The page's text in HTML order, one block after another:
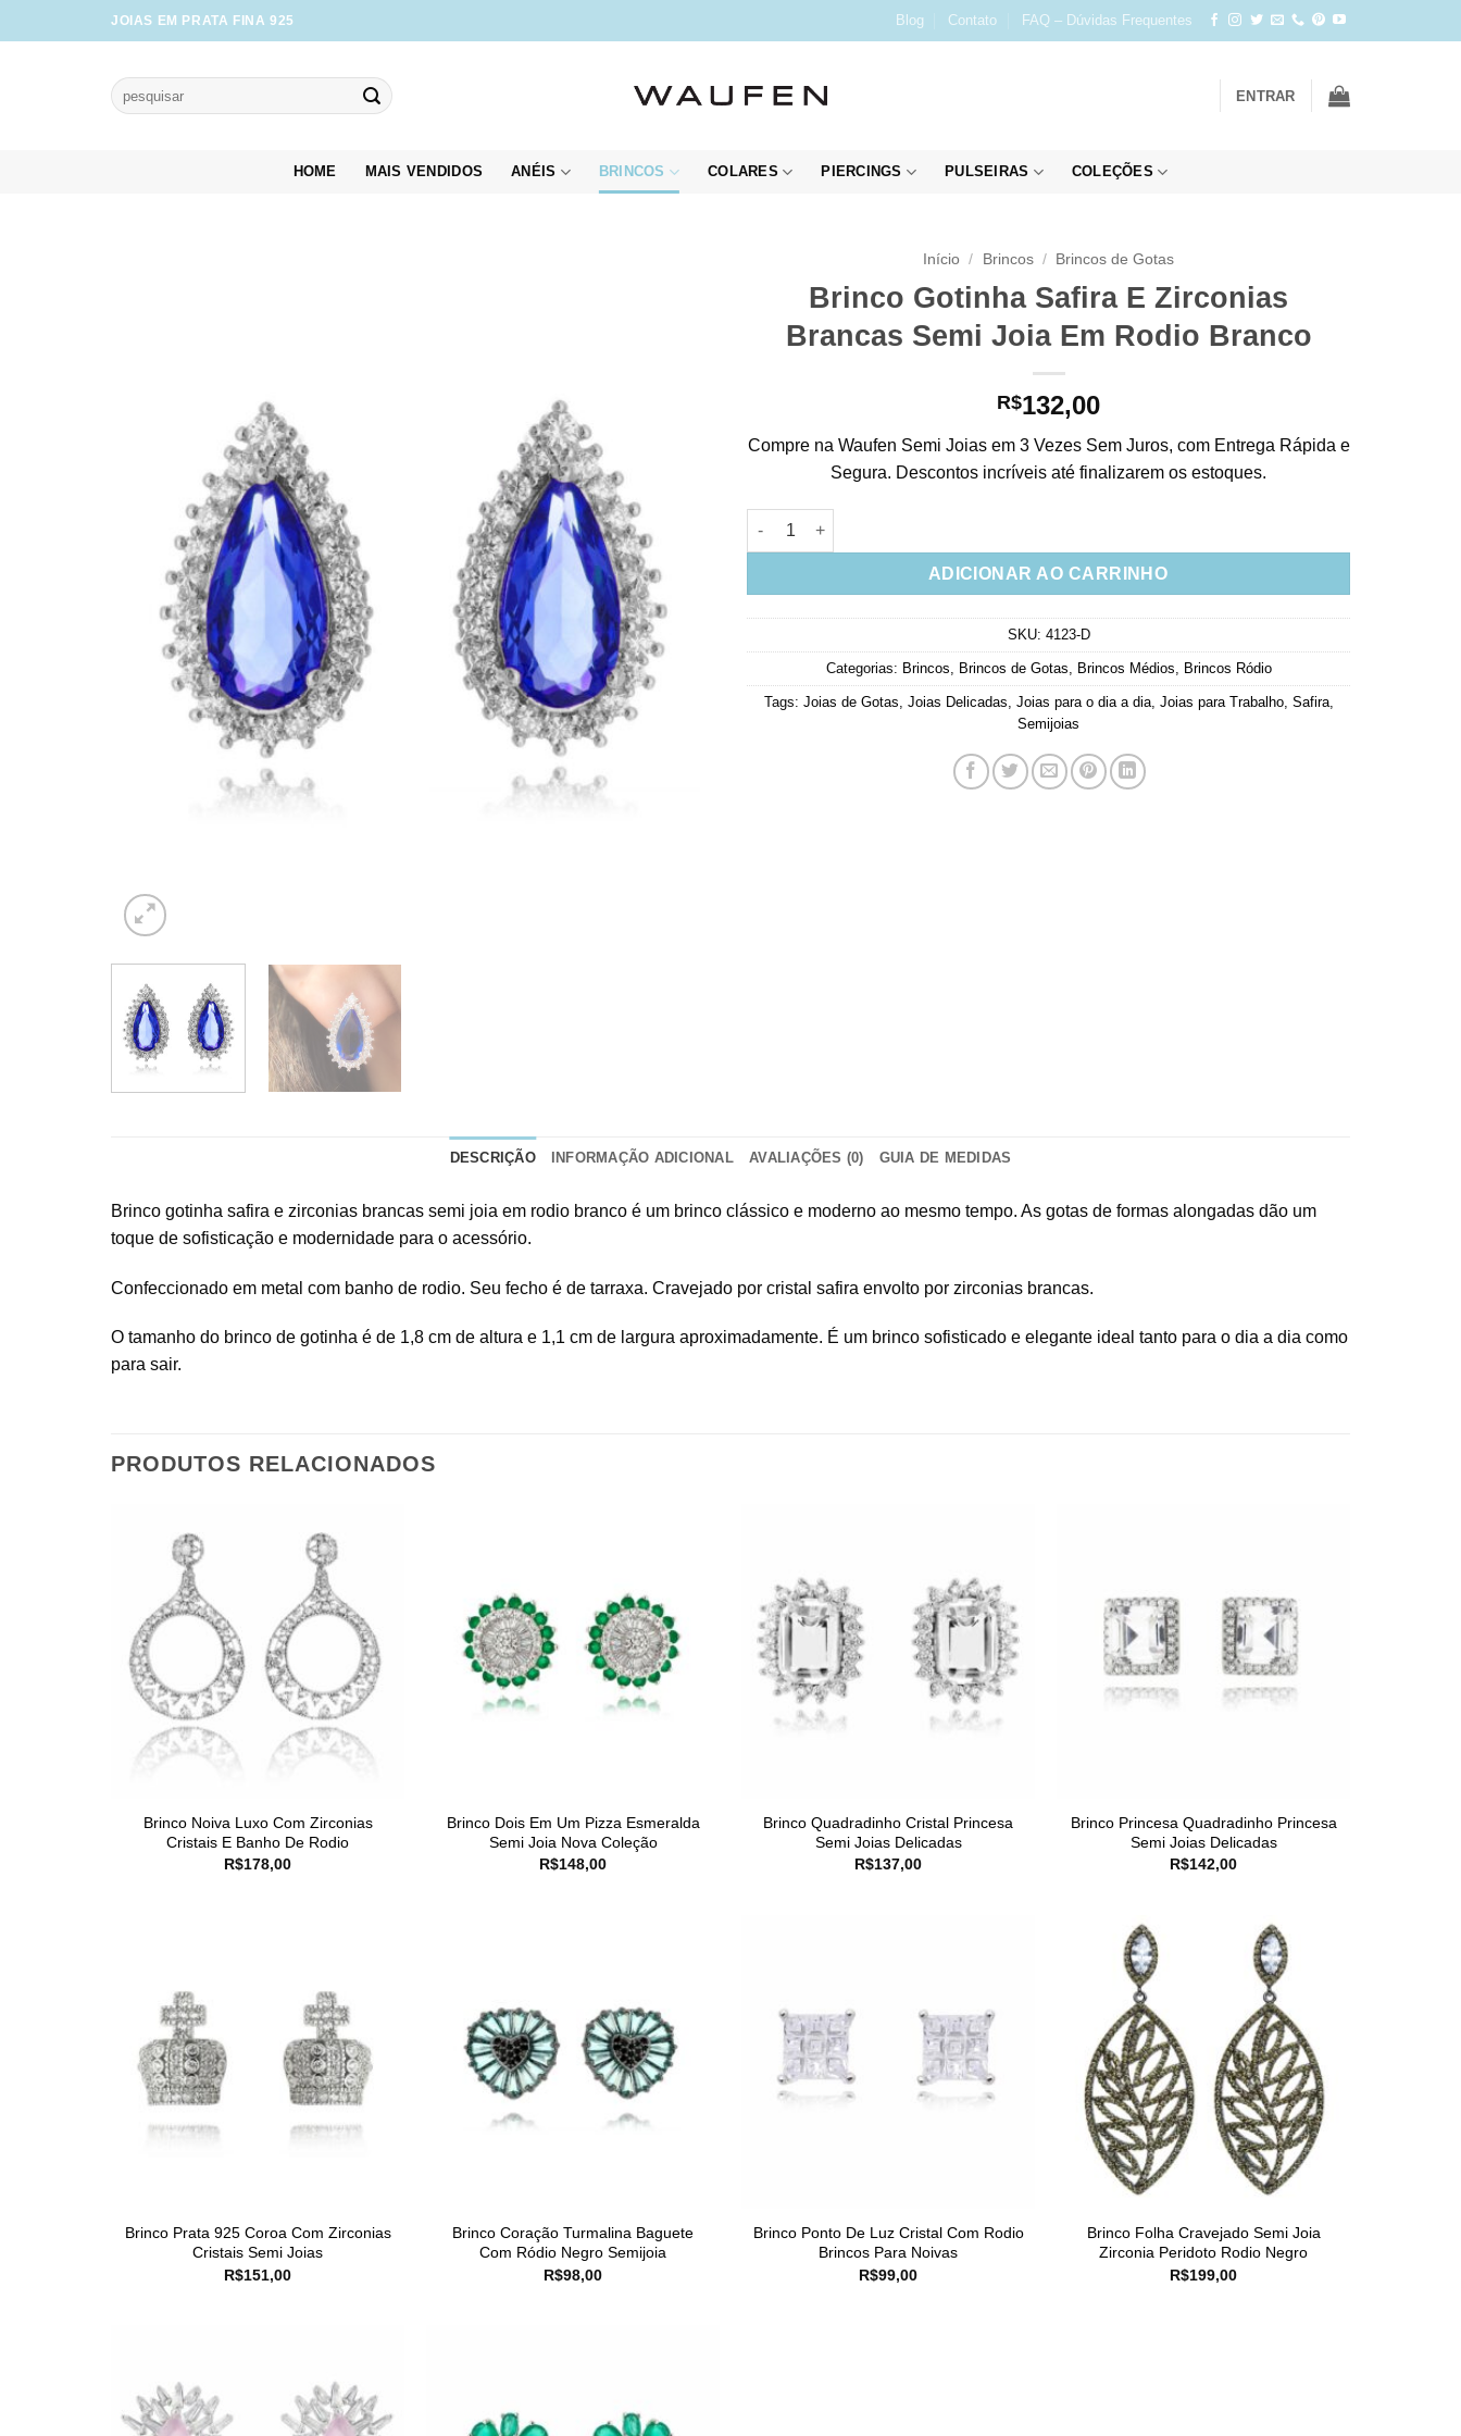
to
JOIAS EM PRATA FINA 925 Blog Contato FAQ – Dúvidas Frequentes
Pesquisar
por:
ENTRAR
HOME MAIS VENDIDOS ANÉIS BRINCOS COLARES PIERCINGS PULSEIRAS COLEÇÕES
Início / Brincos / Brincos de Gotas
Brinco Gotinha Safira E Zirconias
Brancas Semi Joia Em Rodio Branco
R$132,00
Compre na Waufen Semi Joias em 3 Vezes Sem Juros, com Entrega Rápida e
Segura. Descontos incríveis até finalizarem os estoques.
Brinco Gotinha Safira E Zirconias Brancas Semi Joia Em Rodio Branco quantidade
ADICIONAR AO CARRINHO
SKU: 4123-D
Categorias: Brincos Brincos de Gotas Brincos Médios Brincos Ródio
Tags: Joias de Gotas Joias Delicadas Joias para o dia a dia, Joias para Trabalho, Safira,
Semijoias
DESCRIÇÃO INFORMAÇÃO ADICIONAL AVALIAÇÕES (0) GUIA DE MEDIDAS
Brinco gotinha safira e zirconias brancas semi joia em rodio branco é um brinco clássico e moderno ao mesmo tempo. As gotas de formas alongadas dão um
toque de sofisticação e modernidade para o acessório.
Confeccionado em metal com banho de rodio. Seu fecho é de tarraxa. Cravejado por cristal safira envolto por zirconias brancas.
O tamanho do brinco de gotinha é de 1,8 cm de altura e 1,1 cm de largura aproximadamente. É um brinco sofisticado e elegante ideal tanto para o dia a dia como
para sair.
PRODUTOS RELACIONADOS
Brinco Noiva Luxo Com Zirconias
Cristais E Banho De Rodio
R$178,00
Brinco Dois Em Um Pizza Esmeralda
Semi Joia Nova Coleção
R$148,00
Brinco Quadradinho Cristal Princesa
Semi Joias Delicadas
R$137,00
Brinco Princesa Quadradinho Princesa
Semi Joias Delicadas
R$142,00
Brinco Prata 925 Coroa Com Zirconias
Cristais Semi Joias
R$151,00
Brinco Coração Turmalina Baguete
Com Ródio Negro Semijoia
R$98,00
Brinco Ponto De Luz Cristal Com Rodio
Brincos Para Noivas
R$99,00
Brinco Folha Cravejado Semi Joia
Zirconia Peridoto Rodio Negro
R$199,00